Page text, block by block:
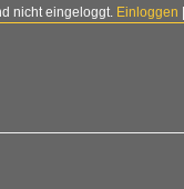
nicht eingeloggt. Einloggen